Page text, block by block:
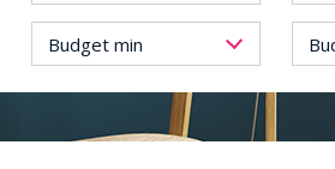
Budget min